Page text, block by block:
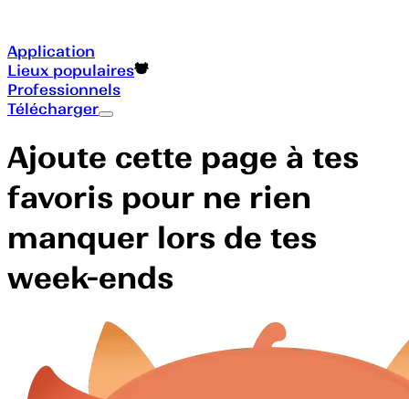
Application
Lieux populaires
Professionnels
Télécharger
Ajoute cette page à tes
favoris pour ne rien
manquer lors de tes
week-ends